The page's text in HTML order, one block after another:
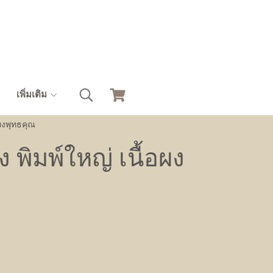
เพิ่มเติม
งพุทธคุณ
พิมพ์ใหญ่ เนื้อผง